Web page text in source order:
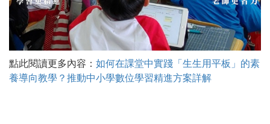
點此閱讀更多內容： 如何在課堂中實踐「生生用平板」的素
養導向教學？推動中小學數位學習精進方案詳解